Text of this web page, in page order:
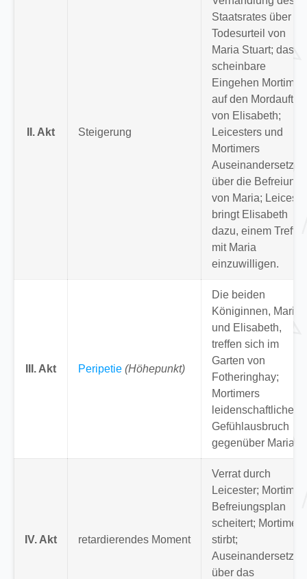
II. Akt Steigerung
Staatsrates über
Todesurteil von
Maria Stuart; das
scheinbare
Eingehen
auf den
von Elisabeth;
Leicesters und
Mortimers
über die Befreiung
von Maria;
bringt Elisabeth
dazu, einem Treffen
mit Maria
einzuwilligen.
III. Akt Peripetie (Höhepunkt)
Die beiden
Königinnen, Maria
und Elisabeth,
treffen sich im
Garten von
Fotheringhay;
Mortimers
leidenschaftlicher
Gefühlausbruch
gegenüber Maria.
IV. Akt retardierendes Moment
Verrat durch
Leicester;
Befreiungsplan
scheitert; Mortimer
stirbt;
über das